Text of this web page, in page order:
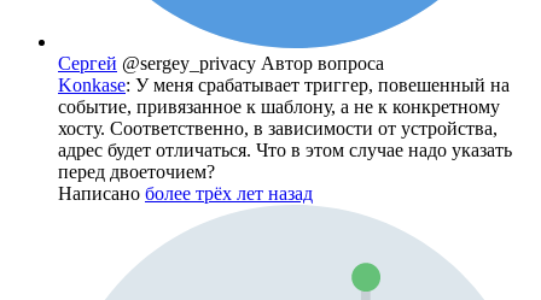
Сергей @sergey_privacy Автор вопроса
Konkase: У меня срабатывает триггер, повешенный на
событие, привязанное к шаблону, а не к конкретному
хосту. Соответственно, в зависимости от устройства,
адрес будет отличаться. Что в этом случае надо указать
перед двоеточием?
Написано более трёх лет назад